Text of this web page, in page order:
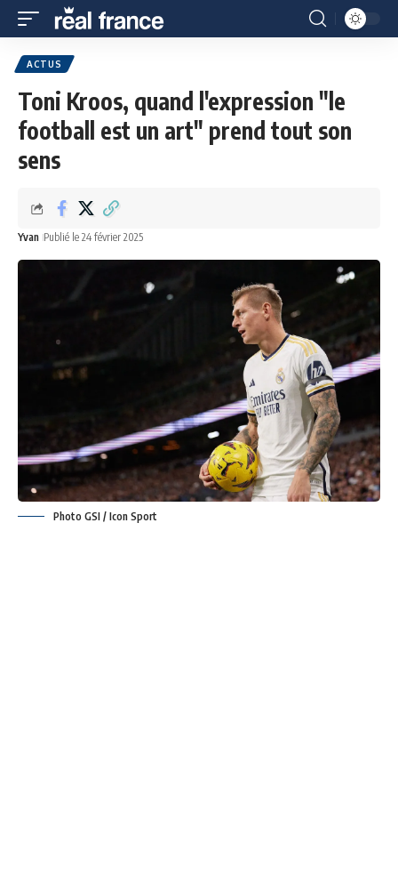
ACTUS
Toni Kroos, quand l'expression "le
football est un art" prend tout son
sens
Yvan Publié le 24 février 2025
Photo GSI / Icon Sport